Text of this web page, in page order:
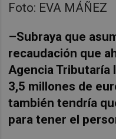
Foto: EVA MÁÑEZ
–Subraya que
recaudación que
Agencia Tributaría
3,5 millones de
también tendría
para tener el